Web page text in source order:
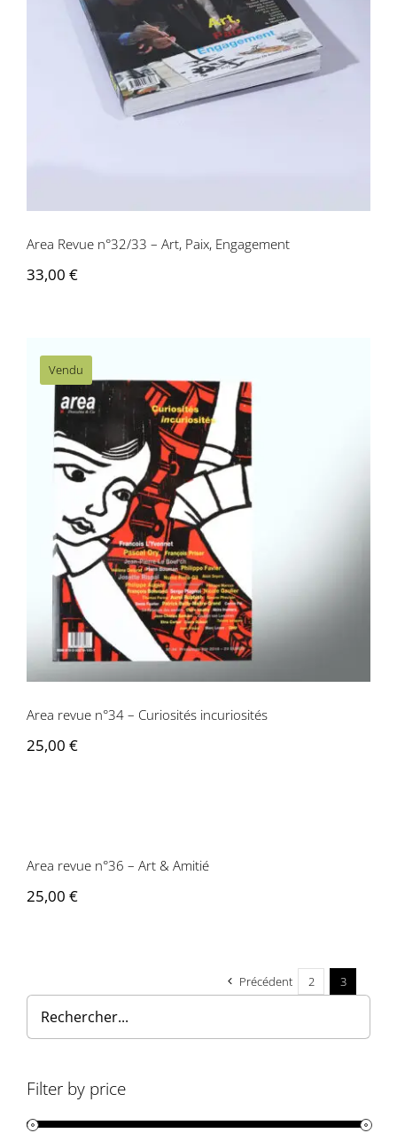
Area Revue n°32/33 – Art, Paix,
Engagement
Area Revue n°32/33 – Art, Paix, Engagement
33,00 €
Vendu
Area revue n°34 – Curiosités
incuriosités
Area revue n°34 – Curiosités incuriosités
25,00 €
Area revue n°36 – Art & Amitié
25,00 €
Précédent 2 3
Filter by price